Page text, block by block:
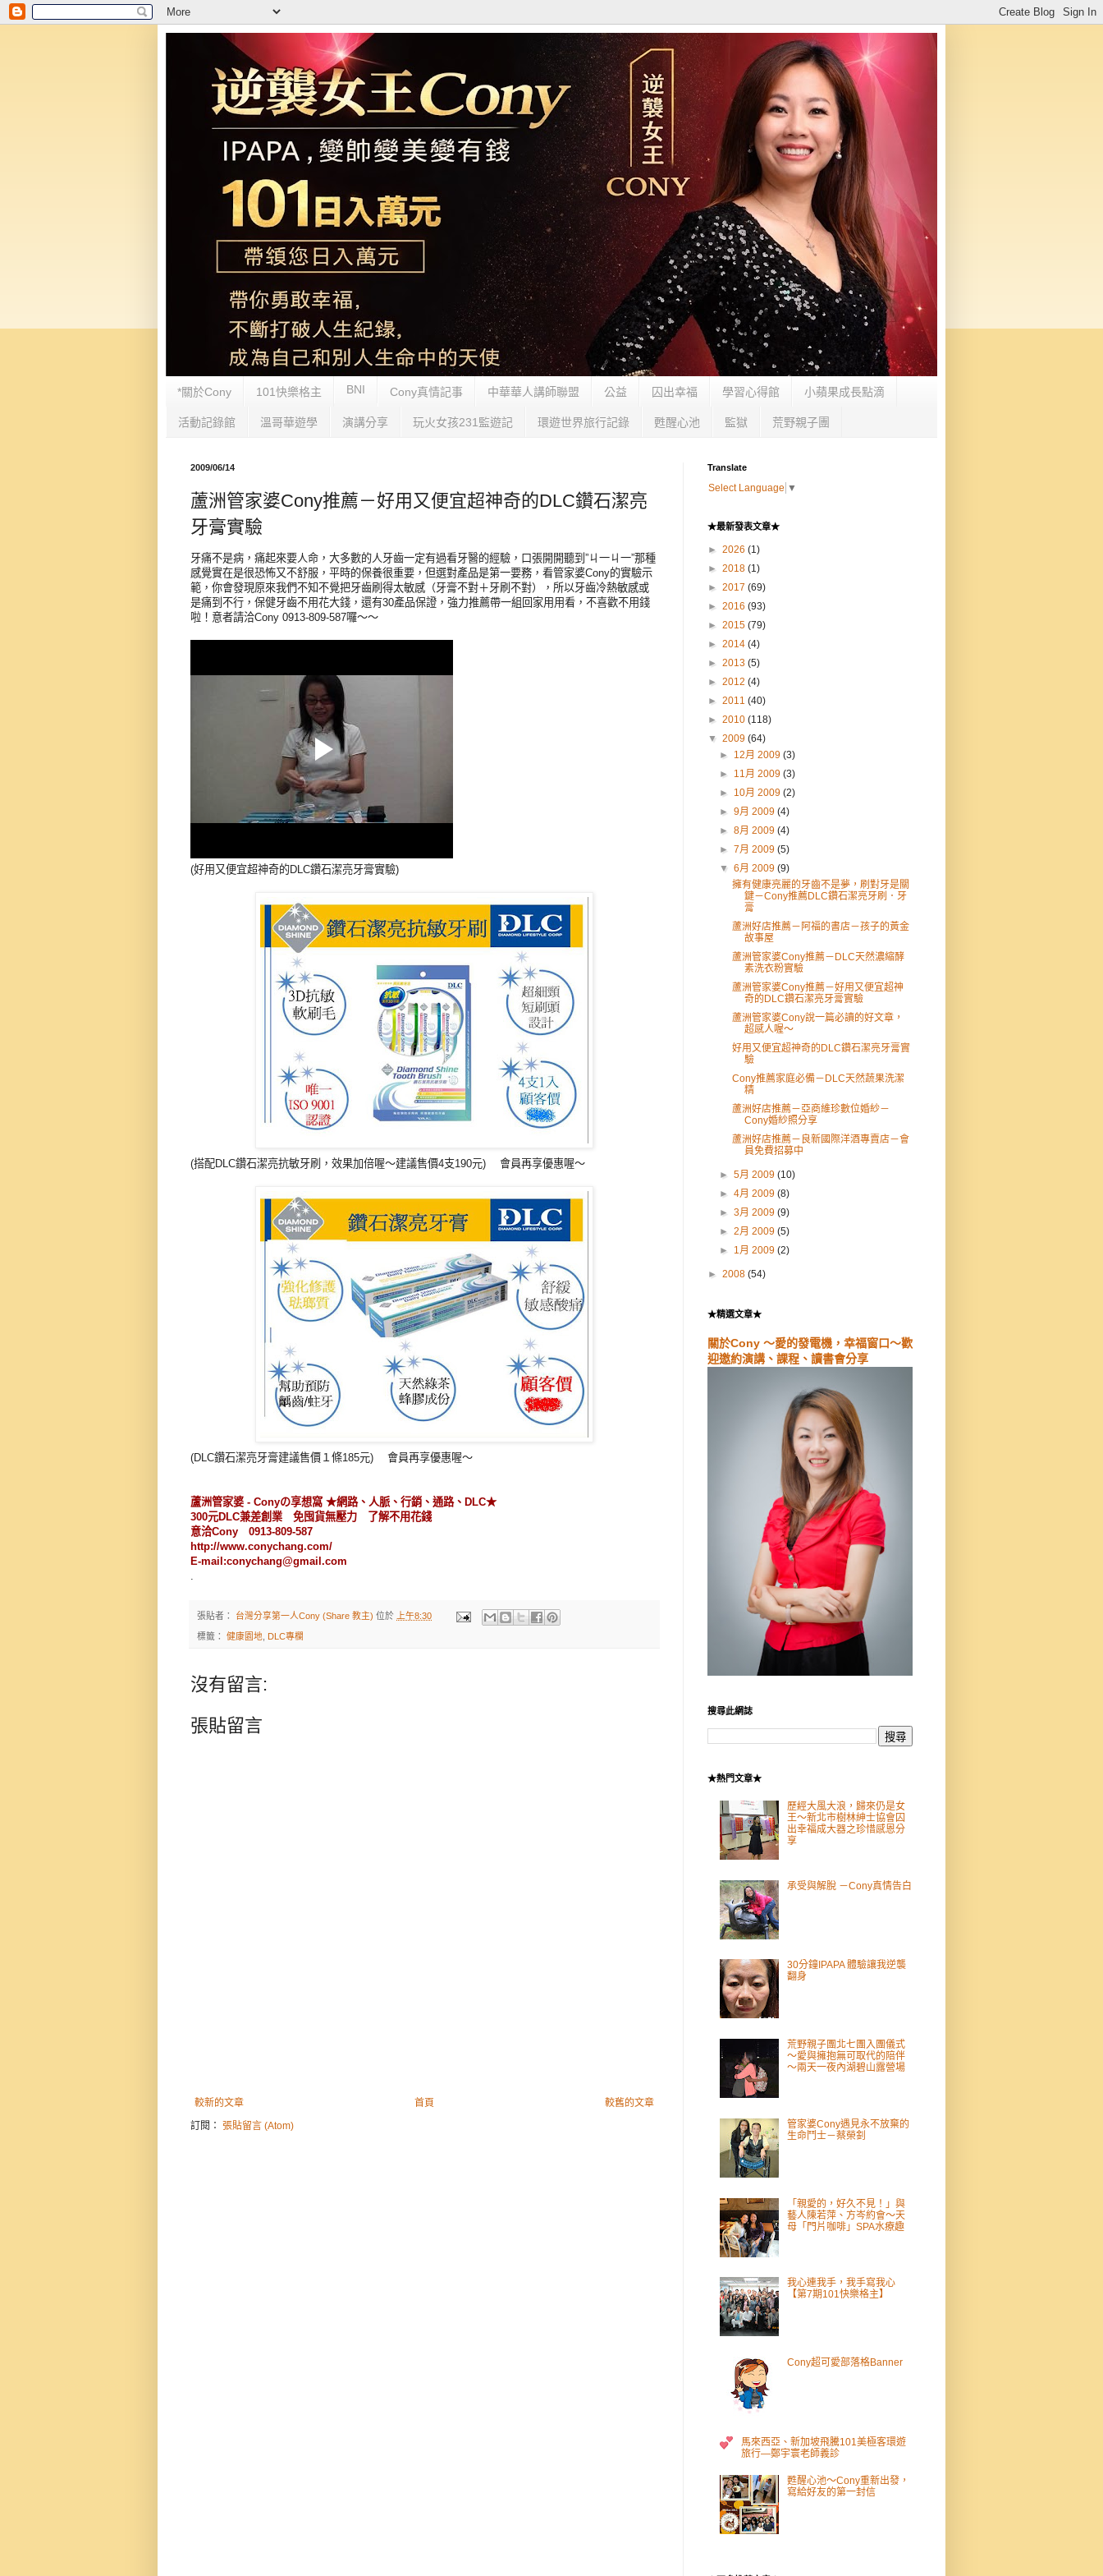
*關於Cony 101快樂格主 BNI Cony真情記事 中華華人講師聯盟 公益 囚出幸福 學習心得館 小蘋果成長點滴
活動記錄館 溫哥華遊學 演講分享 玩火女孩231監遊記 環遊世界旅行記錄 甦醒心池 監獄 荒野親子團
2009/06/14
蘆洲管家婆Cony推薦－好用又便宜超神奇的DLC鑽石潔亮
牙膏實驗
牙痛不是病，痛起來要人命，大多數的人牙齒一定有過看牙醫的經驗，口張開開聽到”ㄐ一ㄐ一”那種
感覺實在是很恐怖又不舒服，平時的保養很重要，但選對產品是第一要務，看管家婆Cony的實驗示
範，你會發現原來我們不知不覺把牙齒刷得太敏感（牙膏不對＋牙刷不對），所以牙齒冷熱敏感或
是痛到不行，保健牙齒不用花大錢，還有30產品保證，強力推薦帶一組回家用用看，不喜歡不用錢
啦！意者請洽Cony 0913-809-587囉～～
(好用又便宜超神奇的DLC鑽石潔亮牙膏實驗)
(搭配DLC鑽石潔亮抗敏牙刷，效果加倍喔～建議售價4支190元) 會員再享優惠喔～
(DLC鑽石潔亮牙膏建議售價１條185元) 會員再享優惠喔～
蘆洲管家婆 - Conyの享想窩 ★網路、人脈、行銷、通路、DLC★
300元DLC兼差創業 免囤貨無壓力 了解不用花錢
意洽Cony 0913-809-587
http://www.conychang.com/
E-mail:conychang@gmail.com
.
張貼者： 台灣分享第一人Cony (Share 教主) 位於 上午8:30
標籤： 健康園地 DLC專欄
沒有留言:
張貼留言
較新的文章 較舊的文章
首頁
訂閱： 張貼留言 (Atom)
Translate
Select Language ▼
★最新發表文章★
► 2026 (1)
► 2018 (1)
► 2017 (69)
► 2016 (93)
► 2015 (79)
► 2014 (4)
► 2013 (5)
► 2012 (4)
► 2011 (40)
► 2010 (118)
▼ 2009 (64)
► 12月 2009(3)
► 11月 2009(3)
► 10月 2009(2)
►9月 2009(4)
►8月 2009(4)
►7月 2009(5)
▼6月 2009(9)
擁有健康亮麗的牙齒不是夢，刷對牙是關
鍵－Cony推薦DLC鑽石潔亮牙刷．牙
膏
蘆洲好店推薦－阿福的書店－孩子的黃金
故事屋
蘆洲管家婆Cony推薦－DLC天然濃縮酵
素洗衣粉實驗
蘆洲管家婆Cony推薦－好用又便宜超神
奇的DLC鑽石潔亮牙膏實驗
蘆洲管家婆Cony說一篇必讀的好文章，
超感人喔～
好用又便宜超神奇的DLC鑽石潔亮牙膏實
驗
Cony推薦家庭必備－DLC天然蔬果洗潔
精
蘆洲好店推薦－亞商維珍數位婚紗－
Cony婚紗照分享
蘆洲好店推薦－良新國際洋酒專賣店－會
員免費招募中
►5月 2009(10)
►4月 2009(8)
►3月 2009(9)
►2月 2009(5)
► 1月 2009(2)
► 2008 (54)
★精選文章★
關於Cony ～愛的發電機，幸福窗口～歡
迎邀約演講、課程、讀書會分享
搜尋此網誌
★熱門文章★
歷經大風大浪，歸來仍是女
王～新北市樹林紳士協會囚
出幸福成大器之珍惜感恩分
享
承受與解脫 －Cony真情告白
30分鐘IPAPA 體驗讓我逆襲
翻身
荒野親子團北七團入團儀式
～愛與擁抱無可取代的陪伴
～兩天一夜內湖碧山露營場
管家婆Cony遇見永不放棄的
生命鬥士－蔡榮釗
「親愛的，好久不見！」與
藝人陳若萍、方岑約會～天
母「門片咖啡」SPA水療趣
我心連我手，我手寫我心
【第7期101快樂格主】
Cony超可愛部落格Banner
馬來西亞、新加坡飛騰101美極客環遊
旅行—鄭宇寰老師義診
甦醒心池～Cony重新出發，
寫給好友的第一封信